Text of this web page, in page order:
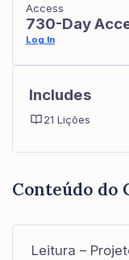
Conteúdo do
Leitura –
Access
730-Day
Log In
Includes
21 Lições